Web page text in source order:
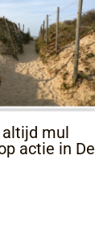
altijd mul
actie in De